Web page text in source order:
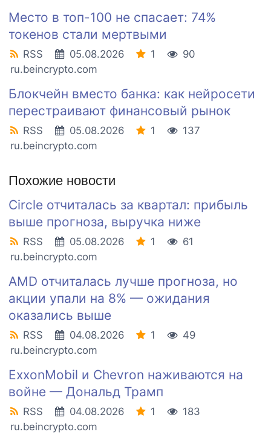
Место в топ-100 не спасает: 74%
токенов стали мертвыми
RSS 05.08.2026 1
90
ru.beincrypto.com
Блокчейн вместо банка: как нейросети
перестраивают финансовый рынок
RSS 05.08.2026 1
137
ru.beincrypto.com
Похожие новости
Circle отчиталась за квартал: прибыль
выше прогноза, выручка ниже
RSS 05.08.2026 1
61
ru.beincrypto.com
AMD отчиталась лучше прогноза, но
акции упали на 8% — ожидания
оказались выше
RSS 04.08.2026 1
49
ru.beincrypto.com
ExxonMobil и Chevron наживаются на
войне — Дональд Трамп
RSS 04.08.2026 1
183
ru.beincrypto.com